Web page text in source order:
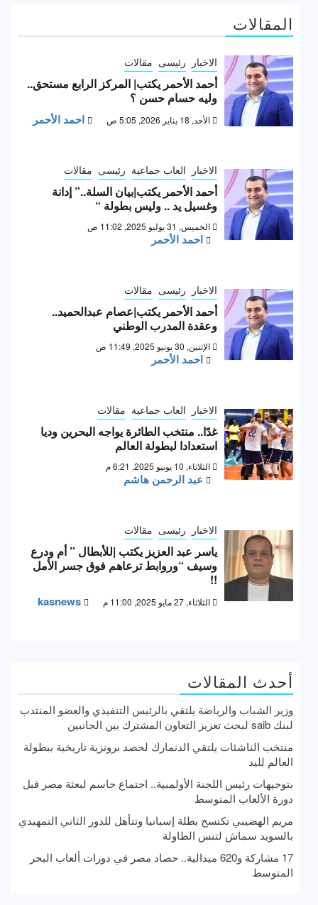
المقالات
الاخبار رئيسى مقالات
أحمد الأحمر يكتب| المركز الرابع مستحق..
وليه حسام حسن ؟
الأحد, 18 يناير 2026, 5:05 ص احمد الأحمر
الاخبار العاب جماعية رئيسى مقالات
أحمد الأحمر يكتب|بيان السلة..” إدانة
وغسيل يد .. وليس بطولة “
الخميس, 31 يوليو 2025, 11:02 ص
احمد الأحمر
الاخبار رئيسى مقالات
أحمد الأحمر يكتب|عصام عبدالحميد..
وعقدة المدرب الوطني
الإثنين, 30 يونيو 2025, 11:49 ص
احمد الأحمر
الاخبار العاب جماعية مقالات
غدًا.. منتخب الطائرة يواجه البحرين وديا
استعدادا لبطولة العالم
الثلاثاء, 10 يونيو 2025, 6:21 م
عبد الرحمن هاشم
الاخبار رئيسى مقالات
ياسر عبد العزيز يكتب |للأبطال ” أم ودرع
وسيف “وروابط ترعاهم فوق جسر الأمل
!!
الثلاثاء, 27 مايو 2025, 11:00 م kasnews
أحدث المقالات
وزير الشباب والرياضة يلتقي بالرئيس التنفيذي والعضو المنتدب
لبنك saib لبحث تعزيز التعاون المشترك بين الجانبين
منتخب الناشئات يلتقي الدنمارك لحصد برونزية تاريخية ببطولة
العالم لليد
بتوجيهات رئيس اللجنة الأولمبية.. اجتماع حاسم لبعثة مصر قبل
دورة الألعاب المتوسط
مريم الهضيبي تكتسح بطلة إسبانيا وتتأهل للدور الثاني التمهيدي
بالسويد سماش لتنس الطاولة
17 مشاركة و620 ميدالية.. حصاد مصر في دورات ألعاب البحر
المتوسط